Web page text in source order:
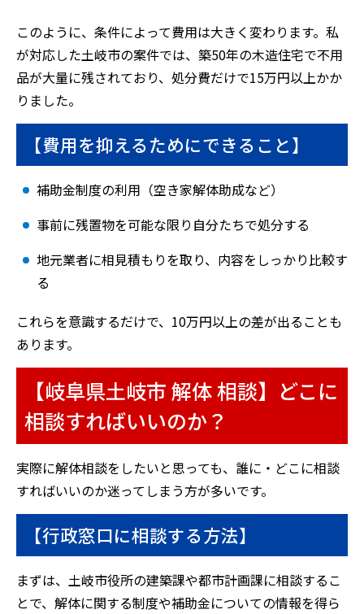
このように、条件によって費用は大きく変わります。私
が対応した土岐市の案件では、築50年の木造住宅で不用
品が大量に残されており、処分費だけで15万円以上かか
りました。
【費用を抑えるためにできること】
補助金制度の利用（空き家解体助成など）
事前に残置物を可能な限り自分たちで処分する
地元業者に相見積もりを取り、内容をしっかり比較す
る
これらを意識するだけで、10万円以上の差が出ることも
あります。
【岐阜県土岐市 解体 相談】どこに
相談すればいいのか？
実際に解体相談をしたいと思っても、誰に・どこに相談
すればいいのか迷ってしまう方が多いです。
【行政窓口に相談する方法】
まずは、土岐市役所の建築課や都市計画課に相談するこ
とで、解体に関する制度や補助金についての情報を得ら